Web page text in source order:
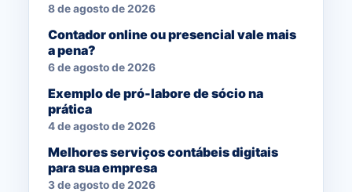
8 de agosto de 2026
Contador online ou presencial vale mais
a pena?
6 de agosto de 2026
Exemplo de pró-labore de sócio na
prática
4 de agosto de 2026
Melhores serviços contábeis digitais
para sua empresa
3 de agosto de 2026